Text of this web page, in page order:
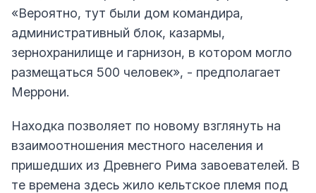
«Вероятно, тут были дом командира,
административный блок, казармы,
зернохранилище и гарнизон, в котором могло
размещаться 500 человек», - предполагает
Меррони.
Находка позволяет по новому взглянуть на
взаимоотношения местного населения и
пришедших из Древнего Рима завоевателей. В
те времена здесь жило кельтское племя под